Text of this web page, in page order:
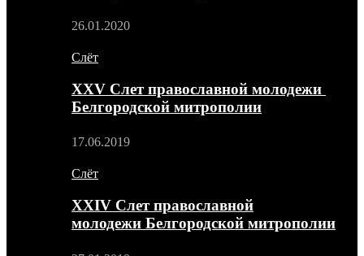
26.01.2020
Слёт
XXV Слет православной молодежи
Белгородской митрополии
17.06.2019
Слёт
XXIV Слет православной
молодежи Белгородской митрополии